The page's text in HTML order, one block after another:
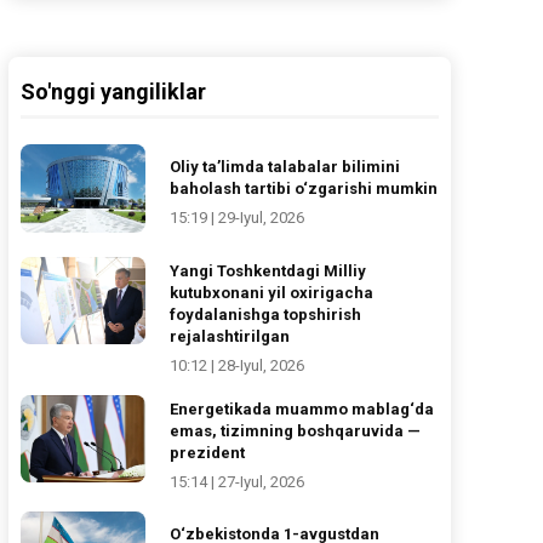
So'nggi yangiliklar
Oliy ta’limda talabalar bilimini
baholash tartibi o‘zgarishi mumkin
15:19 | 29-Iyul, 2026
Yangi Toshkentdagi Milliy
kutubxonani yil oxirigacha
foydalanishga topshirish
rejalashtirilgan
10:12 | 28-Iyul, 2026
Energetikada muammo mablag‘da
emas, tizimning boshqaruvida —
prezident
15:14 | 27-Iyul, 2026
O‘zbekistonda 1-avgustdan